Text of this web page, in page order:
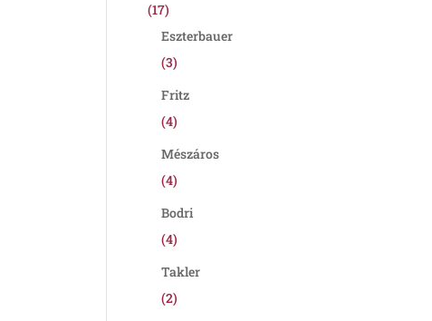
(17)
Eszterbauer
(3)
Fritz
(4)
Mészáros
(4)
Bodri
(4)
Takler
(2)